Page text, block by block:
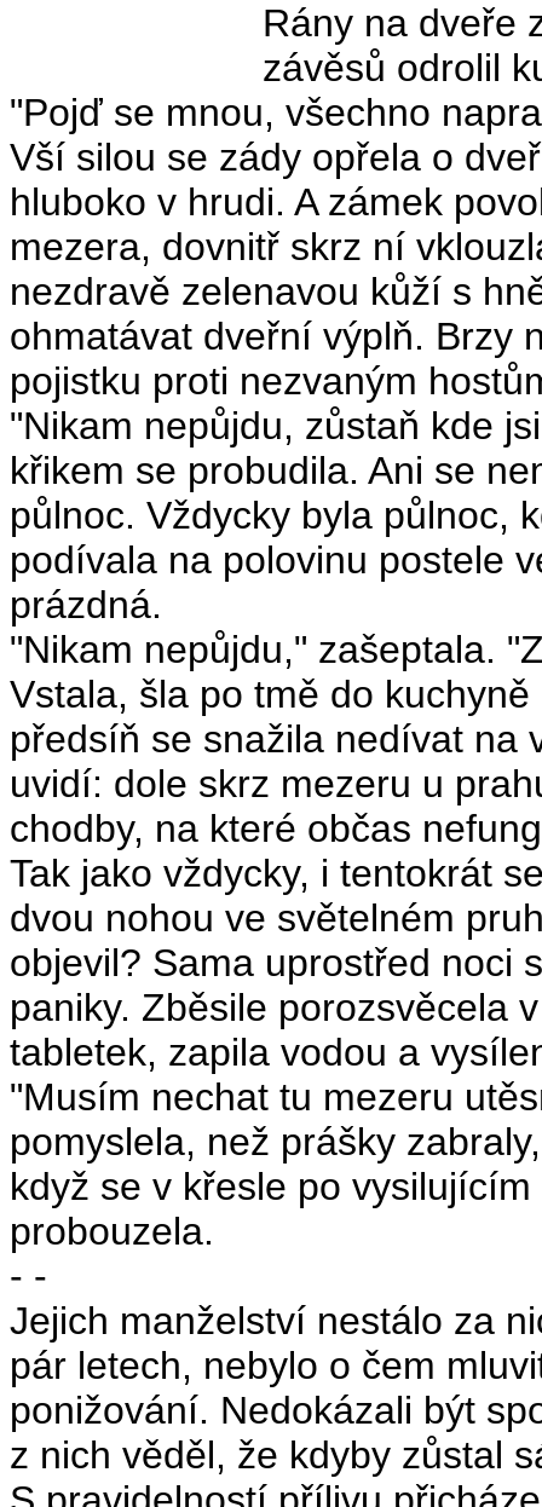
Rány na dveře
závěsů odrolil
"Pojď se mnou, všechno
Vší silou se zády opřela o
hluboko v hrudi. A zámek
mezera, dovnitř skrz ní
nezdravě zelenavou kůží s
ohmatávat dveřní výplň. Brzy
pojistku proti nezvaným
"Nikam nepůjdu, zůstaň kde
křikem se probudila. Ani se
půlnoc. Vždycky byla půlnoc,
podívala na polovinu postele
prázdná.
"Nikam nepůjdu," zašeptala.
Vstala, šla po tmě do
předsíň se snažila nedívat na
uvidí: dole skrz mezeru u
chodby, na které občas
Tak jako vždycky, i tentokrát
dvou nohou ve světelném
objevil? Sama uprostřed noci
paniky. Zběsile porozsvěcela
tabletek, zapila vodou a
"Musím nechat tu mezeru
pomyslela, než prášky
když se v křesle po
probouzela.
- -
Jejich manželství nestálo za
pár letech, nebylo o čem
ponižování. Nedokázali být
z nich věděl, že kdyby zůstal